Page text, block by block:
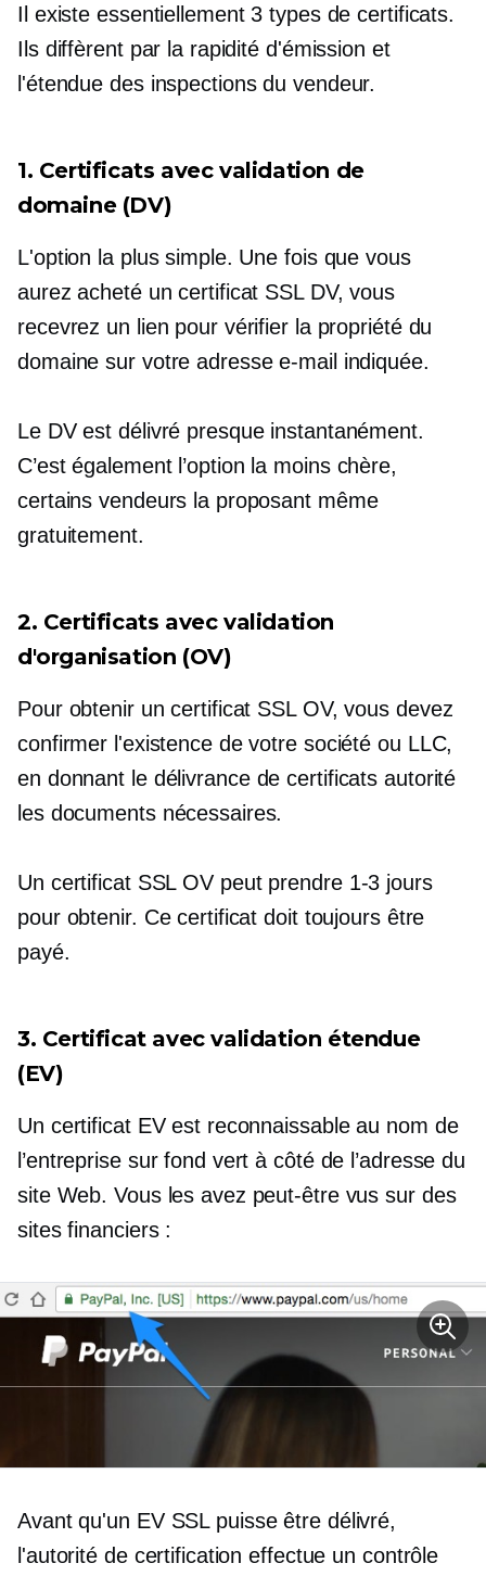
Il existe essentiellement 3 types de certificats.
Ils diffèrent par la rapidité d'émission et
l'étendue des inspections du vendeur.
1. Certificats avec validation de
domaine (DV)
L'option la plus simple. Une fois que vous
aurez acheté un certificat SSL DV, vous
recevrez un lien pour vérifier la propriété du
domaine sur votre adresse e-mail indiquée.
Le DV est délivré presque instantanément.
C’est également l’option la moins chère,
certains vendeurs la proposant même
gratuitement.
2. Certificats avec validation
d'organisation (OV)
Pour obtenir un certificat SSL OV, vous devez
confirmer l'existence de votre société ou LLC,
en donnant le délivrance de certificats autorité
les documents nécessaires.
Un certificat SSL OV peut prendre 1-3 jours
pour obtenir. Ce certificat doit toujours être
payé.
3. Certificat avec validation étendue
(EV)
Un certificat EV est reconnaissable au nom de
l’entreprise sur fond vert à côté de l’adresse du
site Web. Vous les avez peut-être vus sur des
sites financiers :
Avant qu'un EV SSL puisse être délivré,
l'autorité de certification effectue un contrôle